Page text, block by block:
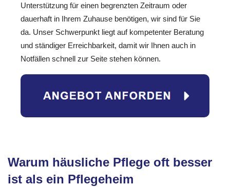
Unterstützung für einen begrenzten Zeitraum oder
dauerhaft in Ihrem Zuhause benötigen, wir sind für Sie
da. Unser Schwerpunkt liegt auf kompetenter Beratung
und ständiger Erreichbarkeit, damit wir Ihnen auch in
Notfällen schnell zur Seite stehen können.
Warum häusliche Pflege oft besser
ist als ein Pflegeheim